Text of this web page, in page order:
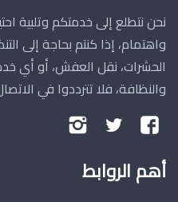
نحن نتطلع إلى خدمتكم وتلبية
واهتمام، إذا كنتم بحاجة إلى
الحشرات، نقل العفش، أو أي
والنظافة، فلا تترددوا في
تابعنا
فيسبوك
تابعنا
تويتر
أهم الروابط